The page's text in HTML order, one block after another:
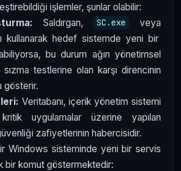
işlemler, şunlar olabilir:
Saldırgan, SC.exe veya
kullanarak hedef sistemde yeni bir
bu durum ağın yönetimsel
sızma testlerine olan karşı direncinin
gösterir.
Veritabanı, içerik yönetim sistemi
uygulamalar üzerine yapılan
zafiyetlerinin habercisidir.
Windows sisteminde yeni bir servis
bir komut göstermektedir: